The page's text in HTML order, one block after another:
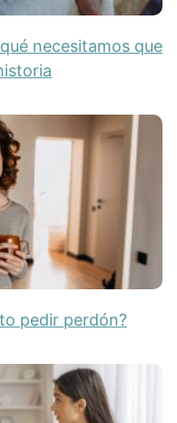
necesitamos que
pedir perdón?